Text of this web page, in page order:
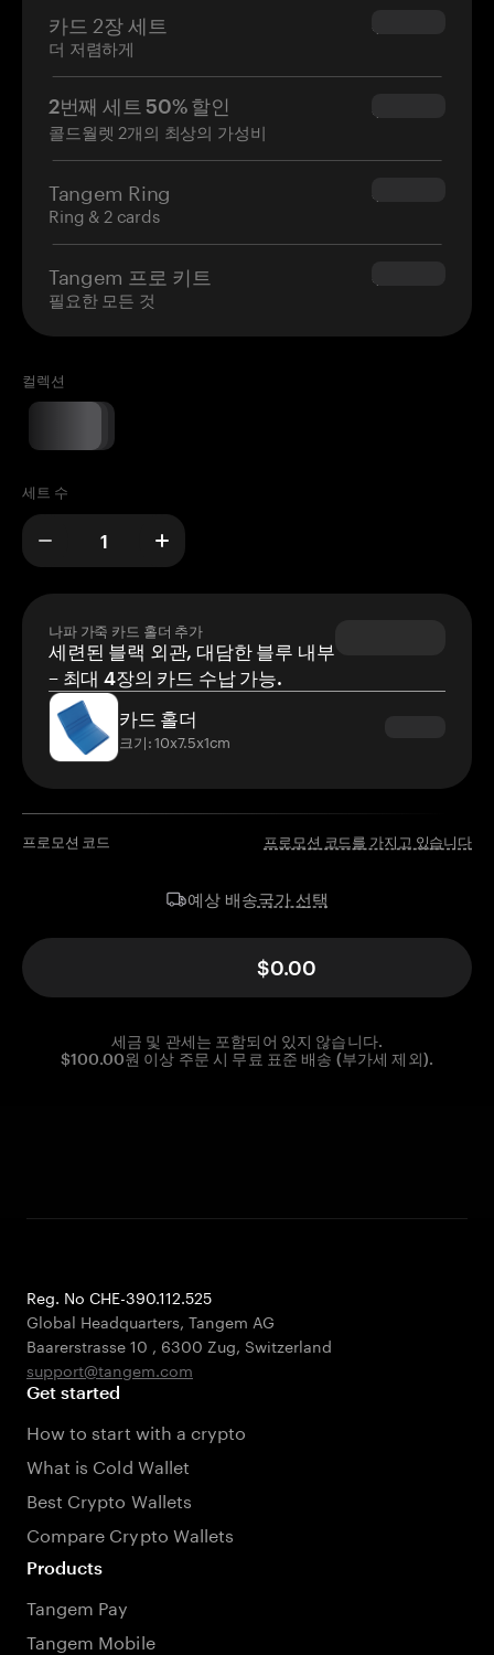
카드 2장 세트
더 저렴하게
$54.90
2번째 세트 50% 할인
콜드월렛 2개의 최상의 가성비
$34.95
Tangem Ring
Ring & 2 cards
$160.00
Tangem 프로 키트
필요한 모든 것
$180.00
컬렉션
세트 수
나파 가죽 카드 홀더 추가
세련된 블랙 외관, 대담한 블루 내부
– 최대 4장의 카드 수납 가능.
카드 홀더
크기: 10x7.5x1cm
프로모션 코드 프로모션 코드를 가지고 있습니다
예상 배송국가 선택
$0.00
세금 및 관세는 포함되어 있지 않습니다.
$100.00원 이상 주문 시 무료 표준 배송 (부가세 제외).
Reg. No CHE-390.112.525
Global Headquarters, Tangem AG
Baarerstrasse 10 , 6300 Zug, Switzerland
support@tangem.com
Get started
How to start with a crypto
What is Cold Wallet
Best Crypto Wallets
Compare Crypto Wallets
Products
Tangem Pay
Tangem Mobile